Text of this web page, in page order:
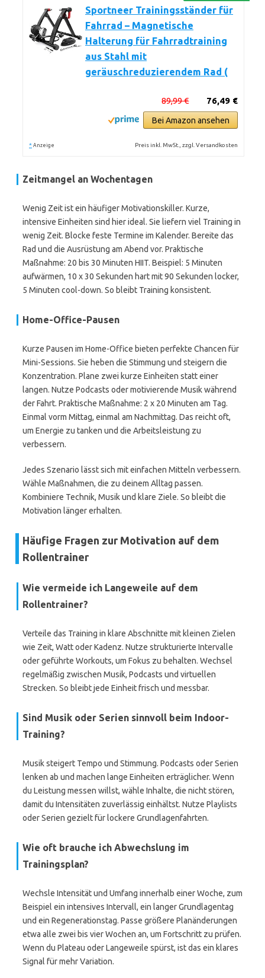
Sportneer Trainingsständer für
Fahrrad – Magnetische
Halterung für Fahrradtraining
aus Stahl mit
geräuschreduzierendem Rad (
76,49 €
89,99 €
Bei Amazon ansehen
* Anzeige Preis inkl. MwSt., zzgl. Versandkosten
Zeitmangel an Wochentagen
Wenig Zeit ist ein häufiger Motivationskiller. Kurze,
intensive Einheiten sind hier ideal. Sie liefern viel Training in
wenig Zeit. Blocke feste Termine im Kalender. Bereite das
Rad und die Ausrüstung am Abend vor. Praktische
Maßnahme: 20 bis 30 Minuten HIIT. Beispiel: 5 Minuten
aufwärmen, 10 x 30 Sekunden hart mit 90 Sekunden locker,
5 Minuten cool-down. So bleibt Training konsistent.
Home-Office-Pausen
Kurze Pausen im Home-Office bieten perfekte Chancen für
Mini-Sessions. Sie heben die Stimmung und steigern die
Konzentration. Plane zwei kurze Einheiten statt einer
langen. Nutze Podcasts oder motivierende Musik während
der Fahrt. Praktische Maßnahme: 2 x 20 Minuten am Tag.
Einmal vorm Mittag, einmal am Nachmittag. Das reicht oft,
um Energie zu tanken und die Arbeitsleistung zu
verbessern.
Jedes Szenario lässt sich mit einfachen Mitteln verbessern.
Wähle Maßnahmen, die zu deinem Alltag passen.
Kombiniere Technik, Musik und klare Ziele. So bleibt die
Motivation länger erhalten.
Häufige Fragen zur Motivation auf dem
Rollentrainer
Wie vermeide ich Langeweile auf dem
Rollentrainer?
Verteile das Training in klare Abschnitte mit kleinen Zielen
wie Zeit, Watt oder Kadenz. Nutze strukturierte Intervalle
oder geführte Workouts, um Fokus zu behalten. Wechsel
regelmäßig zwischen Musik, Podcasts und virtuellen
Strecken. So bleibt jede Einheit frisch und messbar.
Sind Musik oder Serien sinnvoll beim Indoor-
Training?
Musik steigert Tempo und Stimmung. Podcasts oder Serien
lenken ab und machen lange Einheiten erträglicher. Wenn
du Leistung messen willst, wähle Inhalte, die nicht stören,
damit du Intensitäten zuverlässig einhältst. Nutze Playlists
oder Serien gezielt für lockere Grundlagenfahrten.
Wie oft brauche ich Abwechslung im
Trainingsplan?
Wechsle Intensität und Umfang innerhalb einer Woche, zum
Beispiel ein intensives Intervall, ein langer Grundlagentag
und ein Regenerationstag. Passe größere Planänderungen
etwa alle zwei bis vier Wochen an, um Fortschritt zu prüfen.
Wenn du Plateau oder Langeweile spürst, ist das ein klares
Signal für mehr Variation.